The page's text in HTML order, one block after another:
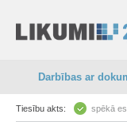
Darbības ar
Tiesību akts: spēkā